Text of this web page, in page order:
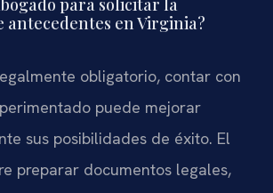
para solicitar la
antecedentes en Virginia?
obligatorio, contar con
puede mejorar
sus posibilidades de éxito. El
preparar documentos legales,